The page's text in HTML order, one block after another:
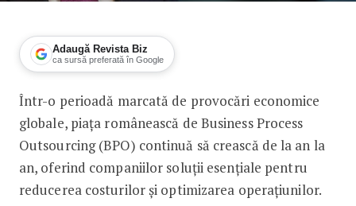
Adaugă Revista Biz
ca sursă preferată în Google
Piața românească de outsourcing,
Într-o perioadă marcată de provocări economice
globale, piața românească de Business Process
Outsourcing (BPO) continuă să crească de la an la
an, oferind companiilor soluții esențiale pentru
reducerea costurilor și optimizarea operațiunilor.